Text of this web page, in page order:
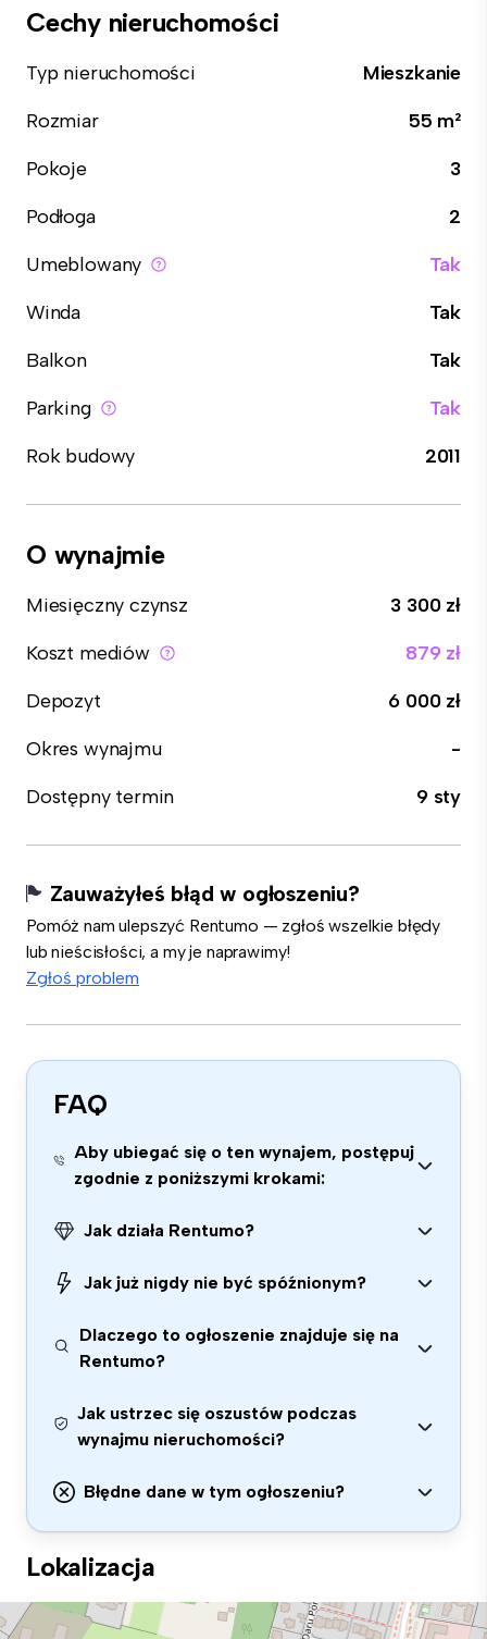
Cechy nieruchomości
Typ nieruchomości
Mieszkanie
Rozmiar
55 m²
Pokoje
3
Podłoga
2
Umeblowany
Tak
Winda
Tak
Balkon
Tak
Parking
Tak
Rok budowy
2011
O wynajmie
Miesięczny czynsz
3 300 zł
Koszt mediów
879 zł
Depozyt
6 000 zł
Okres wynajmu
-
Dostępny termin
9 sty
Zauważyłeś błąd w ogłoszeniu?
Pomóż nam ulepszyć Rentumo — zgłoś wszelkie błędy
lub nieścisłości, a my je naprawimy!
Zgłoś problem
FAQ
Aby ubiegać się o ten wynajem, postępuj
zgodnie z poniższymi krokami:
Jak działa Rentumo?
Jak już nigdy nie być spóźnionym?
Dlaczego to ogłoszenie znajduje się na
Rentumo?
Jak ustrzec się oszustów podczas
wynajmu nieruchomości?
Błędne dane w tym ogłoszeniu?
Lokalizacja